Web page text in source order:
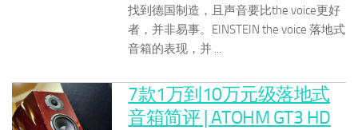
找到德国制造，且声音要比the voice更好
者，并非易事。EINSTEIN the voice 落地式
音箱的表现，并 ...
7款1万到10万元级落地式
音箱简评 | ATOHM GT3 HD